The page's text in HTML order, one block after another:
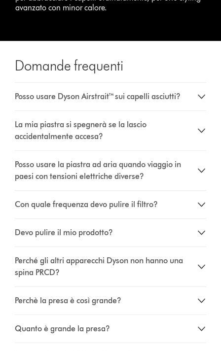
avanzato con minor calore.
Domande frequenti
Posso usare Dyson Airstrait™ sui capelli asciutti?
La mia piastra si spegnerà se la lascio
accidentalmente accesa?
Posso usare la piastra ad aria quando viaggio in
paesi con tensioni elettriche diverse?
Con quale frequenza devo pulire il filtro?
Devo pulire il mio prodotto?
Perché gli altri apparecchi Dyson non hanno una
spina PRCD?
Perchè la presa è così grande?
Quanto è grande la presa?